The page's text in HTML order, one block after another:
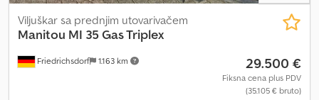
Friedrichsdorf 1.163 km
Viljuškar sa prednjim utovarivačem
Manitou MI 35 Gas Triplex
29.500 €
Fiksna cena plus PDV
(35.105 € bruto)